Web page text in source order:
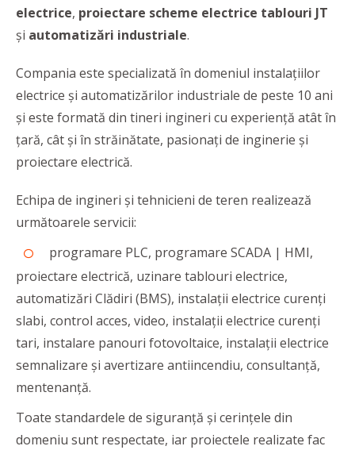
electrice, proiectare scheme electrice tablouri JT
şi automatizări industriale.
Compania este specializată în domeniul instalaţiilor
electrice şi automatizărilor industriale de peste 10 ani
şi este formată din tineri ingineri cu experienţă atât în
ţară, cât şi în străinătate, pasionaţi de inginerie şi
proiectare electrică.
Echipa de ingineri şi tehnicieni de teren realizează
următoarele servicii:
programare PLC, programare SCADA | HMI,
proiectare electrică, uzinare tablouri electrice,
automatizări Clădiri (BMS), instalaţii electrice curenţi
slabi, control acces, video, instalaţii electrice curenţi
tari, instalare panouri fotovoltaice, instalaţii electrice
semnalizare şi avertizare antiincendiu, consultanţă,
mentenanţă.
Toate standardele de siguranţă şi cerinţele din
domeniu sunt respectate, iar proiectele realizate fac